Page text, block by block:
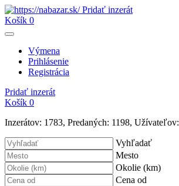
Pridať inzerát
Košík 0
Výmena
Prihlásenie
Registrácia
Pridať inzerát
Košík 0
Inzerátov: 1783, Predaných: 1198, Užívateľov:
Vyhľadať
Mesto
Okolie (km)
Cena od